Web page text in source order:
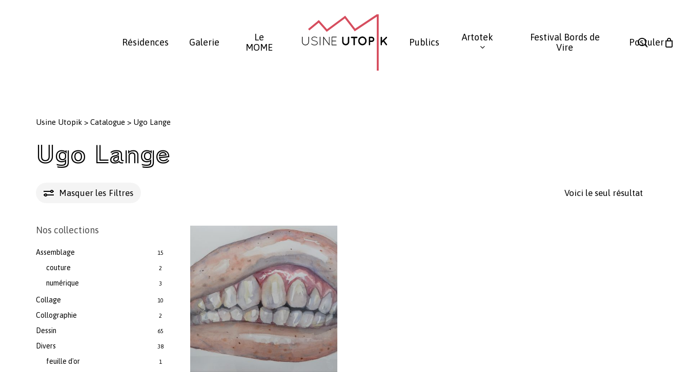
Résidences Galerie
Le
MOME
Publics Artotek
Festival Bords de
Vire
Postuler
search
panier
Usine Utopik > Catalogue > Ugo Lange
Ugo Lange
Masquer les Filtres Voici le seul résultat
Nos collections
Assemblage 15
couture 2
numérique 3
Collage 10
Collographie 2
Dessin 65
Divers 38
feuille d'or 1